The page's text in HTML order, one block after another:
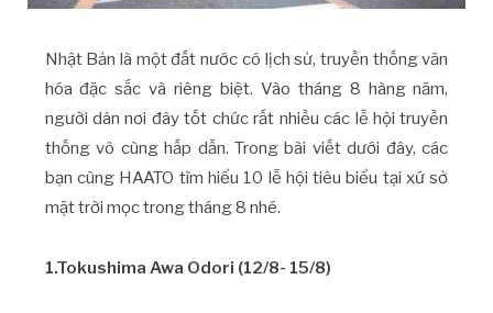
Nhật Bản là một đất nước có lịch sử, truyền thống văn
hóa đặc sắc và riêng biệt. Vào tháng 8 hàng năm,
người dân nơi đây tốt chức rất nhiều các lễ hội truyền
thống vô cùng hấp dẫn. Trong bài viết dưới đây, các
bạn cùng HAATO tìm hiểu 10 lễ hội tiêu biểu tại xứ sở
mặt trời mọc trong tháng 8 nhé.
1.Tokushima Awa Odori (12/8- 15/8)